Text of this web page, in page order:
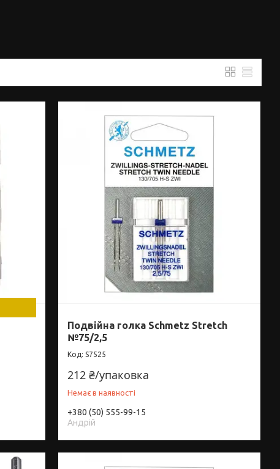
Подвійна голка Schmetz Stretch
№75/2,5
S7525
212 ₴/упаковка
Немає в наявності
+380 (50) 555-99-15
Андрій